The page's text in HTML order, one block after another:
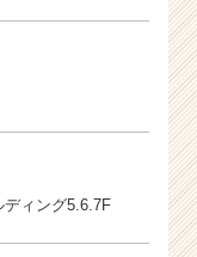
ディング5.6.7F